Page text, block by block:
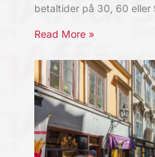
betaltider på 30, 60
Read More »